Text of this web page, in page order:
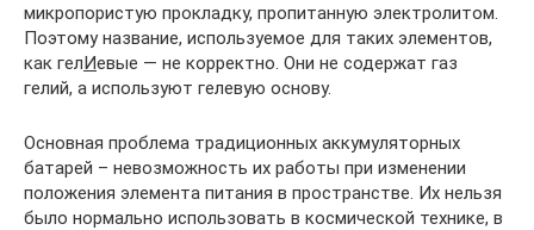
микропористую прокладку, пропитанную электролитом.
Поэтому название, используемое для таких элементов,
как гелИевые — не корректно. Они не содержат газ
гелий, а используют гелевую основу.
Основная проблема традиционных аккумуляторных
батарей – невозможность их работы при изменении
положения элемента питания в пространстве. Их нельзя
было нормально использовать в космической технике, в